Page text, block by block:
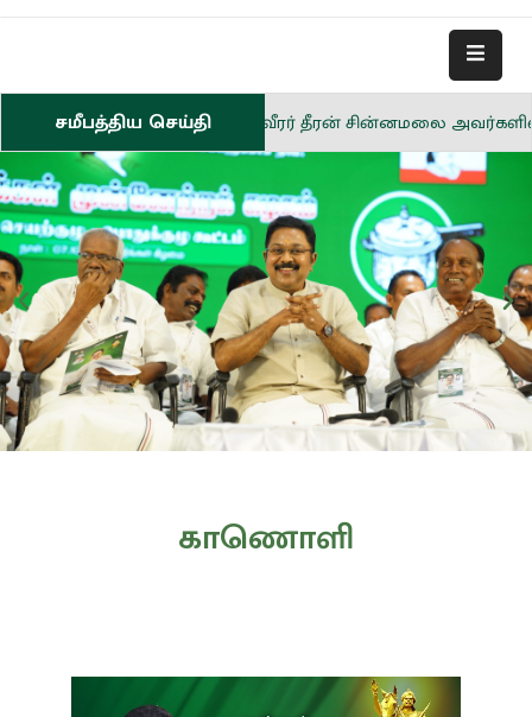
சமீபத்திய செய்தி
போராட்ட வீரர் தீரன் சின்னமலை அவர்களின் நினைவு தினம்
காணொளி